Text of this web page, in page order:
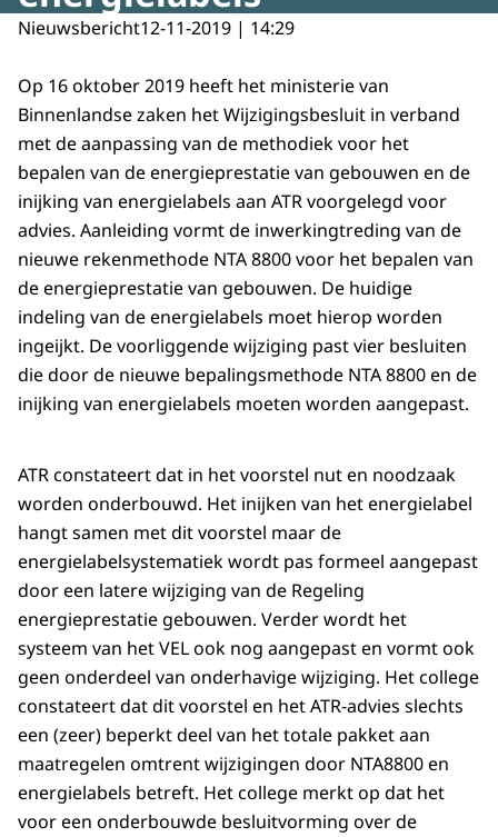
Nieuwsbericht12-11-2019 | 14:29
Op 16 oktober 2019 heeft het ministerie van
Binnenlandse zaken het Wijzigingsbesluit in verband
met de aanpassing van de methodiek voor het
bepalen van de energieprestatie van gebouwen en de
inijking van energielabels aan ATR voorgelegd voor
advies. Aanleiding vormt de inwerkingtreding van de
nieuwe rekenmethode NTA 8800 voor het bepalen van
de energieprestatie van gebouwen. De huidige
indeling van de energielabels moet hierop worden
ingeijkt. De voorliggende wijziging past vier besluiten
die door de nieuwe bepalingsmethode NTA 8800 en de
inijking van energielabels moeten worden aangepast.
ATR constateert dat in het voorstel nut en noodzaak
worden onderbouwd. Het inijken van het energielabel
hangt samen met dit voorstel maar de
energielabelsystematiek wordt pas formeel aangepast
door een latere wijziging van de Regeling
energieprestatie gebouwen. Verder wordt het
systeem van het VEL ook nog aangepast en vormt ook
geen onderdeel van onderhavige wijziging. Het college
constateert dat dit voorstel en het ATR-advies slechts
een (zeer) beperkt deel van het totale pakket aan
maatregelen omtrent wijzigingen door NTA8800 en
energielabels betreft. Het college merkt op dat het
voor een onderbouwde besluitvorming over de